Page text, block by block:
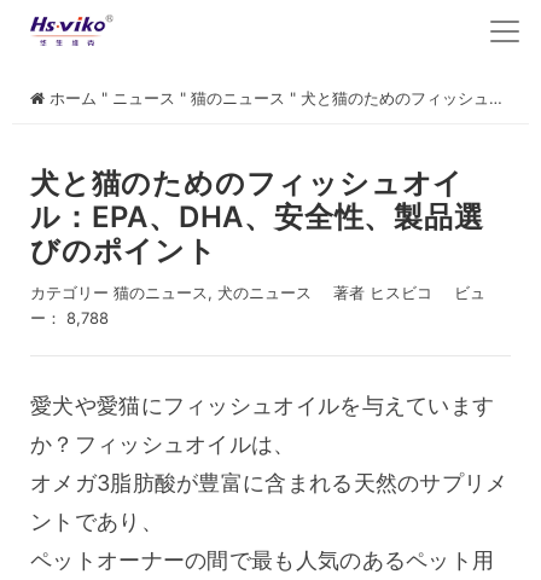
ホーム " ニュース " 猫のニュース " 犬と猫のためのフィッシュオイル：EPA、DHA、安全性、製品選びのポイント
犬と猫のためのフィッシュオイ
ル：EPA、DHA、安全性、製品選
びのポイント
カテゴリー 猫のニュース, 犬のニュース 著者 ヒスビコ
ビュ
ー： 8,788
愛犬や愛猫にフィッシュオイルを与えています
か？フィッシュオイルは、
オメガ3脂肪酸が豊富に含まれる天然のサプリメ
ントであり、
ペットオーナーの間で最も人気のあるペット用